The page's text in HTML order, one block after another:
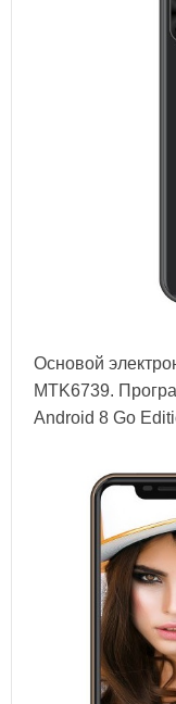
Основой
MTK6739.
Android 8 Go